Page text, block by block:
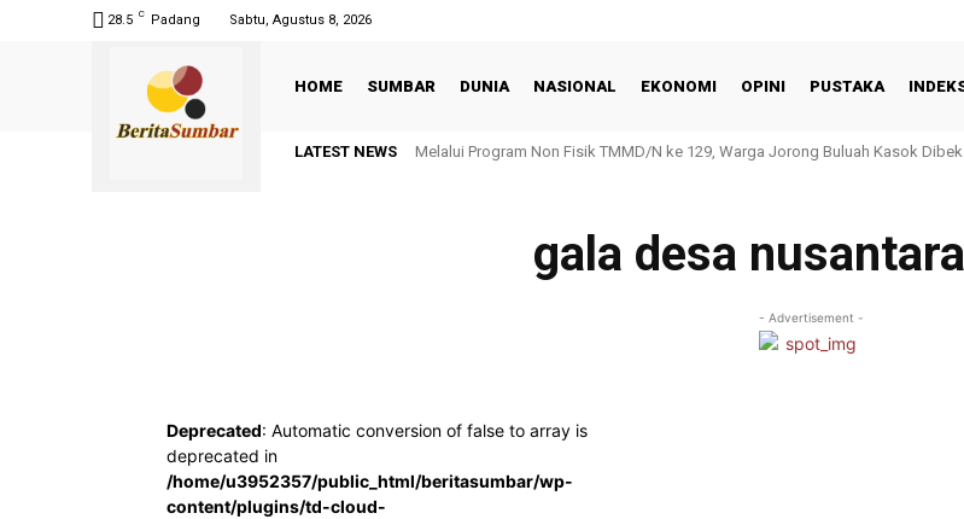
28.5 C Padang Sabtu, Agustus 8, 2026
HOME SUMBAR DUNIA NASIONAL EKONOMI OPINI PUSTAKA
LATEST NEWS Melalui Program Non Fisik TMMD/N ke 129, Warga Jorong Buluah Kasok
gala desa
- Advertisement -
Deprecated: Automatic conversion of false to array is
deprecated in
/home/u3952357/public_html/beritasumbar/wp-
content/plugins/td-cloud-